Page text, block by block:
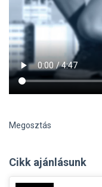
Megosztás
Cikk ajánlásunk